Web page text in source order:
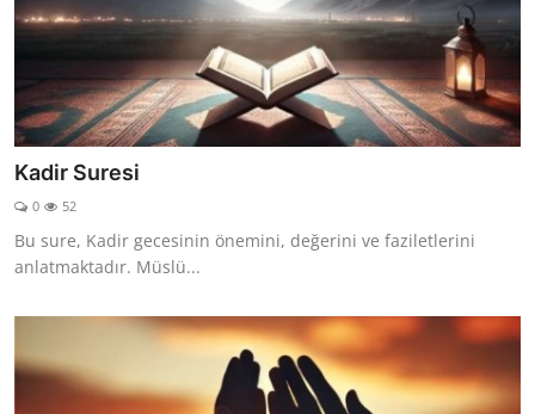
Kadir Suresi
0 52
Bu sure, Kadir gecesinin önemini, değerini ve faziletlerini
anlatmaktadır. Müslü...